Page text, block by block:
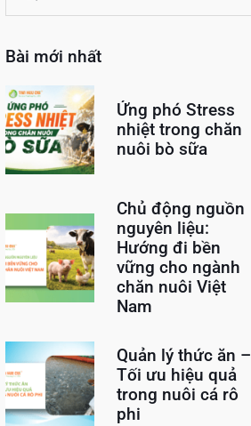
Bài mới nhất
Ứng phó Stress
nhiệt trong chăn
nuôi bò sữa
Chủ động nguồn
nguyên liệu:
Hướng đi bền
vững cho ngành
chăn nuôi Việt
Nam
Quản lý thức ăn –
Tối ưu hiệu quả
trong nuôi cá rô
phi